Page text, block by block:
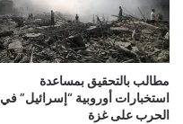
مطالب بالتحقيق بمساعدة
استخبارات أوروبية “إسرائيل” في
الحرب على غزة